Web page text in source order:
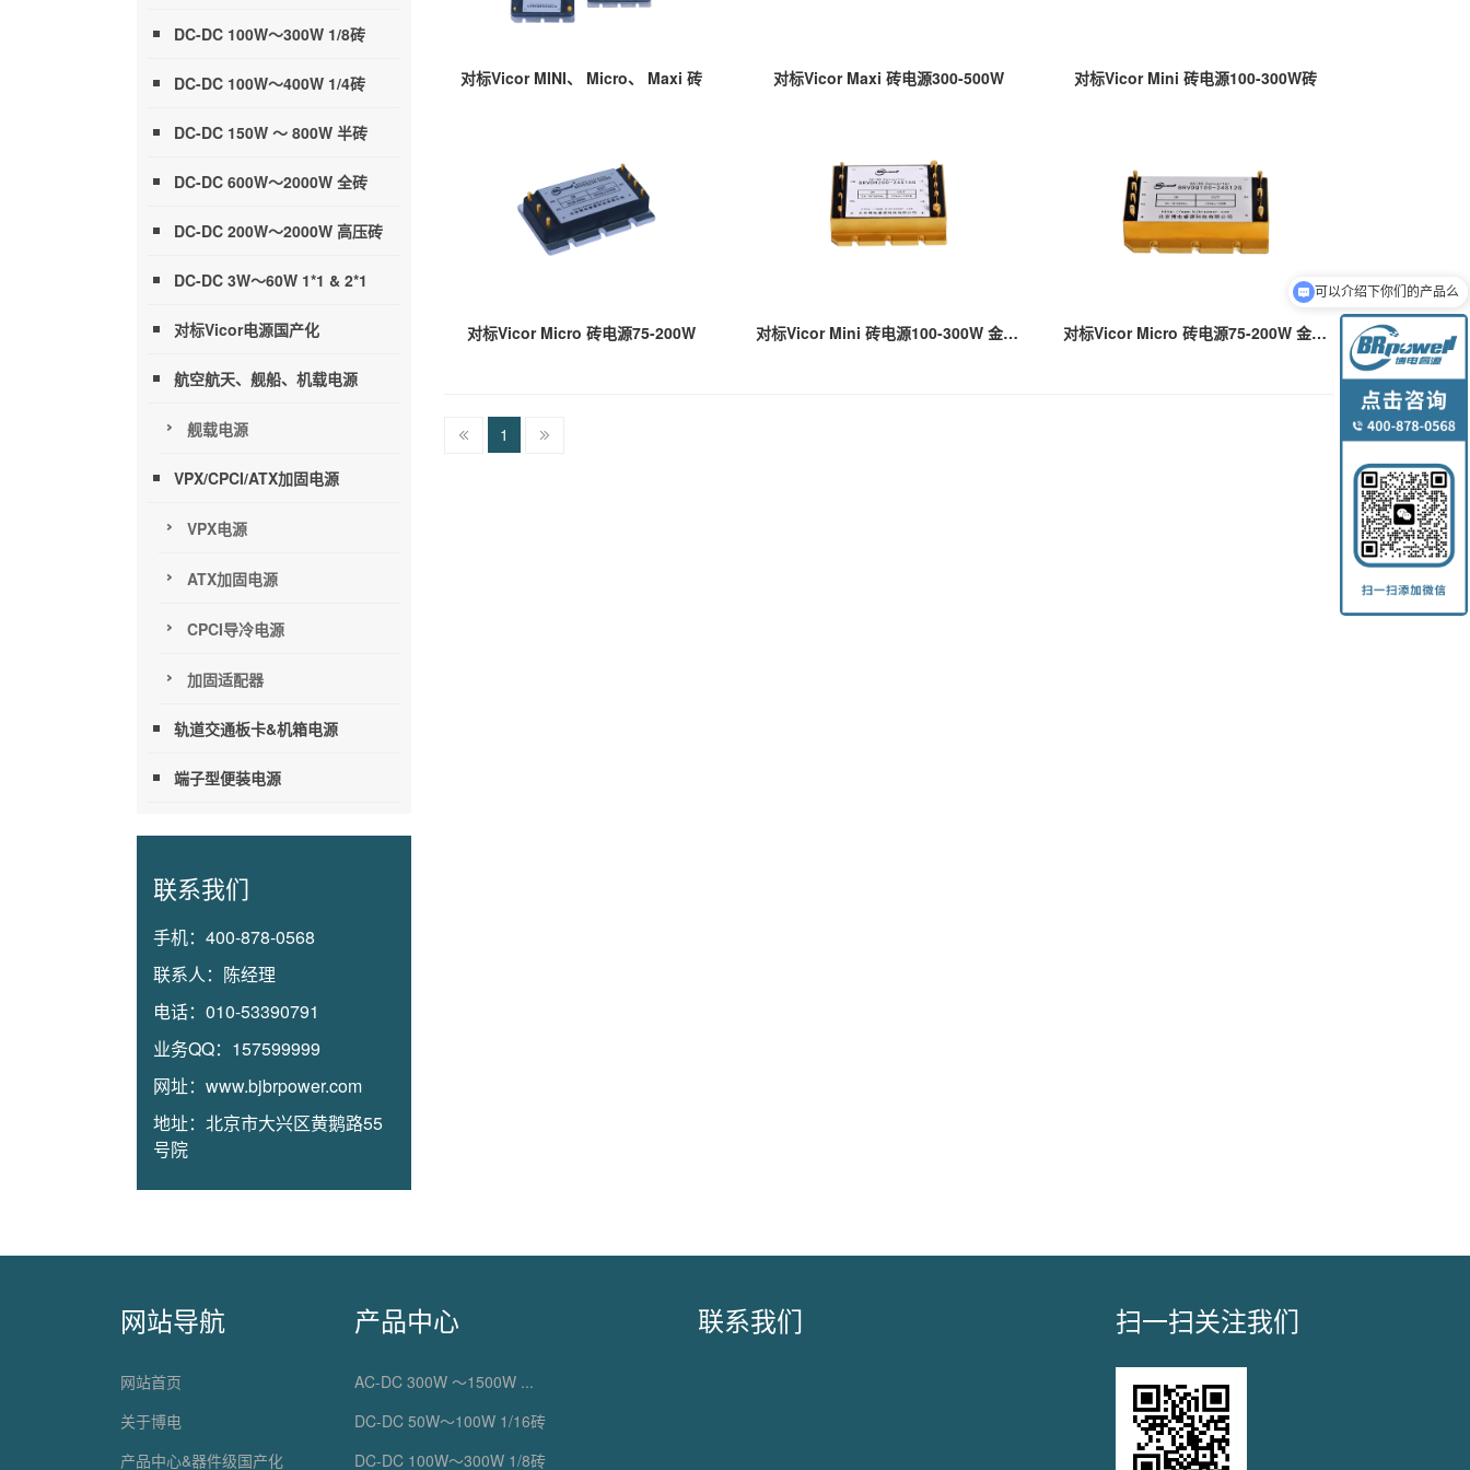
DC-DC 100W～300W 1/8砖
DC-DC 100W～400W 1/4砖
DC-DC 150W ～ 800W 半砖
DC-DC 600W～2000W 全砖
DC-DC 200W～2000W 高压砖
DC-DC 3W～60W 1*1 & 2*1
对标Vicor电源国产化
航空航天、舰船、机载电源
舰载电源
VPX/CPCI/ATX加固电源
VPX电源
ATX加固电源
CPCI导冷电源
加固适配器
轨道交通板卡&机箱电源
端子型便装电源
联系我们
手机： 400-878-0568
联系人： 陈经理
电话： 010-53390791
业务QQ： 157599999
网址： www.bjbrpower.com
地址： 北京市大兴区黄鹅路55
号院
对标Vicor MINI、 Micro、 Maxi 砖 对标Vicor Maxi 砖电源300-500W 对标Vicor Mini 砖电源100-300W砖
对标Vicor Micro 砖电源75-200W 对标Vicor Mini 砖电源100-300W 金属壳封装&器件级国产化 对标Vicor Micro 砖电源75-200W 金属壳封装&器件级国产化
1
网站导航
网站首页
关于博电
产品中心&器件级国产化
产品中心
AC-DC 300W ～1500W ...
DC-DC 50W～100W 1/16砖
DC-DC 100W～300W 1/8砖
联系我们 扫一扫关注我们
可以介绍下你们的产品么